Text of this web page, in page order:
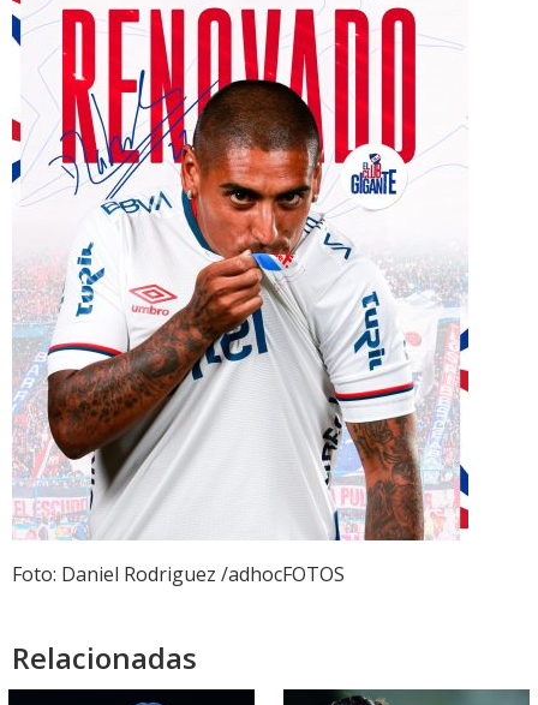
Foto: Daniel Rodriguez /adhocFOTOS
Relacionadas